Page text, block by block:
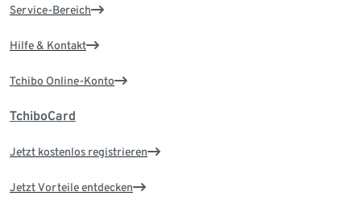
Service-Bereich
Hilfe & Kontakt
Tchibo Online-Konto
TchiboCard
Jetzt kostenlos registrieren
Jetzt Vorteile entdecken